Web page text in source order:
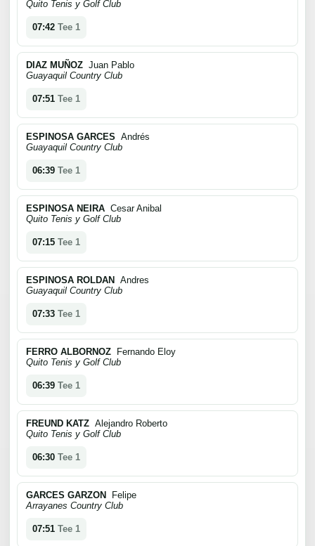
Quito Tenis y Golf Club
07:42 Tee 1
DIAZ MUÑOZ Juan Pablo
Guayaquil Country Club
07:51 Tee 1
ESPINOSA GARCES Andrés
Guayaquil Country Club
06:39 Tee 1
ESPINOSA NEIRA Cesar Anibal
Quito Tenis y Golf Club
07:15 Tee 1
ESPINOSA ROLDAN
Andres
Guayaquil Country Club
07:33 Tee 1
FERRO ALBORNOZ Fernando Eloy
Quito Tenis y Golf Club
06:39 Tee 1
FREUND KATZ Alejandro Roberto
Quito Tenis y Golf Club
06:30 Tee 1
GARCES GARZON
Felipe
Arrayanes Country Club
07:51 Tee 1